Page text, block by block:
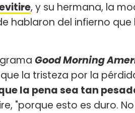
, y su hermana, la
hablaron del infierno que
Good Morning
la tristeza por la
la pena sea tan
"porque esto es duro.